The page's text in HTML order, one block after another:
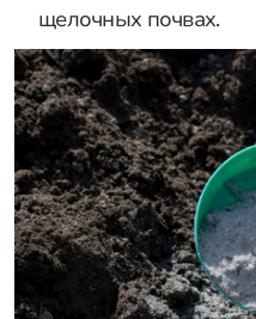
щелочных почвах.